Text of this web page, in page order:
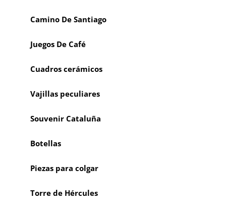
Camino De Santiago
Juegos De Café
Cuadros cerámicos
Vajillas peculiares
Souvenir Cataluña
Botellas
Piezas para colgar
Torre de Hércules